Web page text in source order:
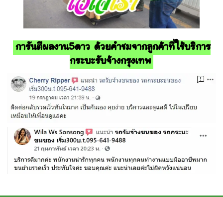
การันตีผลงาน5ดาว ด้วยคำชมจากลูกค้าที่ใช้บริการ
กระบะรับจ้างกรุงเทพ